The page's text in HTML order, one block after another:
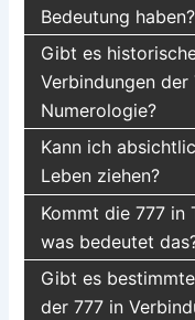
Bedeutung haben?
Gibt es
Verbindungen
Numerologie?
Kann ich
Leben ziehen?
Kommt die 777 in
was bedeutet
Gibt es
der 777 in